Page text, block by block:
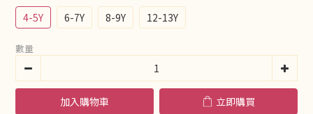
4-5Y 6-7Y 8-9Y 12-13Y
數量
加入購物車 立即購買